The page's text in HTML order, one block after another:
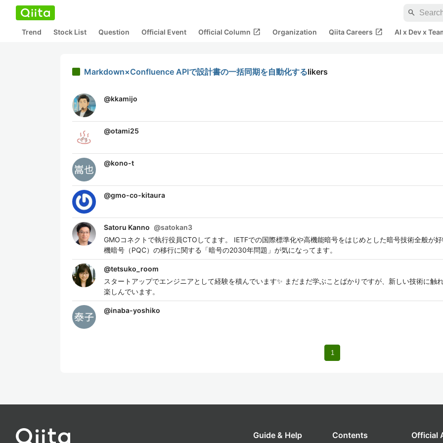
search
Trend Stock List Question Official Event Official Column open_in_new Organization Qiita Careers open_in_new AI x Dev x
Markdown×Confluence APIで設計書の一括同期を自動化するlikers
@kkamijo
@otami25
@kono-t
@gmo-co-kitaura
Satoru Kanno @satokan3
GMOコネクトで執行役員CTOしてます。 IETFでの国際標準化や高機能暗号をはじめとした暗号技術全般が
機暗号（PQC）の移行に関する「暗号の2030年問題」が気になってます。
@tetsuko_room
スタートアップでエンジニアとして経験を積んでいます✨ まだまだ学ぶことばかりですが、新しい技術に触
楽しんでいます。
@inaba-yoshiko
1
Guide & Help Contents Official